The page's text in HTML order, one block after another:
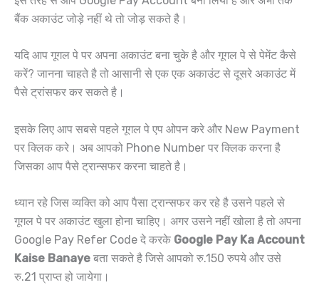
बैंक अकाउंट जोड़े नहीं थे तो जोड़ सकते है।
यदि आप गूगल पे पर अपना अकाउंट बना चुके है और गूगल पे से पेमेंट कैसे
करें? जानना चाहते है तो आसानी से एक एक अकाउंट से दूसरे अकाउंट में
पैसे ट्रांसफर कर सकते है।
इसके लिए आप सबसे पहले गूगल पे एप ओपन करे और New Payment
पर क्लिक करे। अब आपको Phone Number पर क्लिक करना है
जिसका आप पैसे ट्रान्सफर करना चाहते है।
ध्यान रहे जिस व्यक्ति को आप पैसा ट्रान्सफर कर रहे है उसने पहले से
गूगल पे पर अकाउंट खुला होना चाहिए। अगर उसने नहीं खोला है तो अपना
Google Pay Refer Code दे करके Google Pay Ka Account
Kaise Banaye बता सकते है जिसे आपको रु.150 रुपये और उसे
रु.21 प्राप्त हो जायेगा।